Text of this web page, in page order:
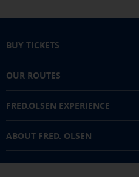
BUY TICKETS
OUR ROUTES
FRED.OLSEN EXPERIENCE
ABOUT FRED. OLSEN